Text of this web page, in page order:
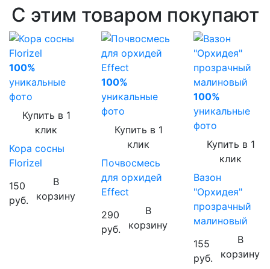
С этим товаром покупают
100%
уникальные
фото
Купить в 1
клик
Кора сосны
Florizel
150
руб.
В
корзину
100%
уникальные
фото
Купить в 1
клик
Почвосмесь
для орхидей
Effect
290
руб.
В
корзину
100%
уникальные
фото
Купить в 1
клик
Вазон
"Орхидея"
прозрачный
малиновый
155
руб.
В
корзину